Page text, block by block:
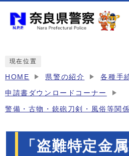
現在位置
HOME 県警の紹介 各種手
申請書ダウンロードコーナー
警備・古物・銃砲刀剣・風俗等関
「盗難特定金